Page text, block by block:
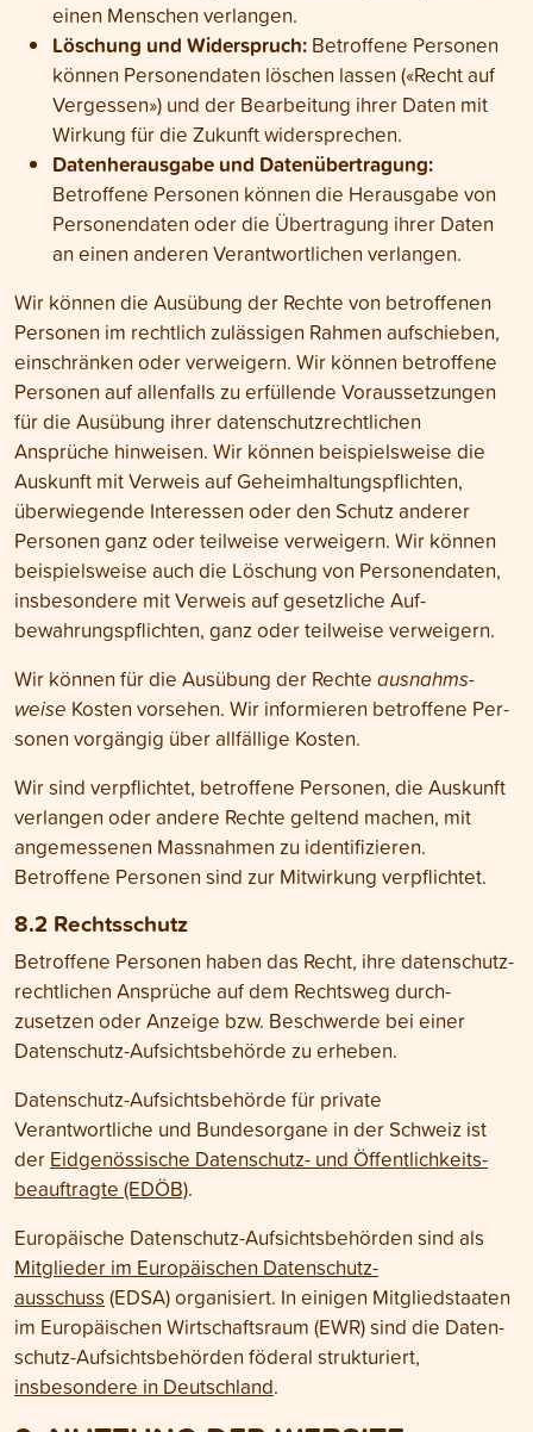
einen Menschen verlangen.
Löschung und Widerspruch: Betroffene Personen
können Personen­daten löschen lassen («Recht auf
Ver­gessen») und der Bear­beitung ihrer Daten mit
Wirkung für die Zukunft wider­sprechen.
Datenherausgabe und Datenübertragung:
Betroffene Personen können die Heraus­gabe von
Personen­daten oder die Übe­rtragung ihrer Daten
an einen anderen Verant­wortlichen verlangen.
Wir können die Ausübung der Rechte von betroffenen
Personen im recht­lich zu­lässigen Rahmen auf­schieben,
ein­schränken oder ver­weigern. Wir können betroffene
Personen auf allen­falls zu erfüllende Voraus­setzungen
für die Ausübung ihrer daten­schutz­rechtlichen
Ansprüche hinweisen. Wir können beispiels­weise die
Aus­kunft mit Ver­weis auf Geheim­haltungs­pflichten,
überwiegende Inter­essen oder den Schutz anderer
Personen ganz oder teil­weise verweigern. Wir können
beispielsweise auch die Löschung von Personen­daten,
ins­besondere mit Verweis auf gesetz­liche Auf­
bewahrungs­pflichten, ganz oder teil­weise verweigern.
Wir können für die Aus­übung der Rechte ausnahms­
weise Kosten vor­sehen. Wir infor­mieren be­troffene Per­
sonen vorgängig über all­fällige Kosten.
Wir sind ver­pflichtet, betroffene Personen, die Auskunft
ver­langen oder andere Rechte geltend machen, mit
angemessenen Mass­nahmen zu identi­fizieren.
Betroffene Personen sind zur Mit­wirkung verpflichtet.
8.2 Rechtsschutz
Betroffene Personen haben das Recht, ihre daten­schutz­
rechtlichen Ansprüche auf dem Recht­sweg durch­
zusetzen oder Anzeige bzw. Beschwerde bei einer
Daten­schutz-Auf­sichts­behörde zu erheben.
Daten­schutz-Aufsichts­behörde für private
Verantwortliche und Bundes­organe in der Schweiz ist
der Eid­genössische Daten­schutz- und Öffentlich­keits­
beauftragte (EDÖB).
Europäische Daten­schutz-Aufsichts­behörden sind als
Mit­glieder im Euro­päischen Daten­schutz­
ausschuss (EDSA) organisiert. In einigen Mitglied­staaten
im Euro­päischen Wirtschafts­raum (EWR) sind die Daten­
schutz-Auf­sichts­behörden föderal strukturiert,
insbesondere in Deutsch­land.